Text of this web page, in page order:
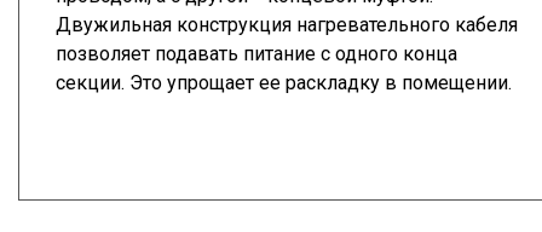
Двужильная конструкция нагревательного кабеля
позволяет подавать питание с одного конца
секции. Это упрощает ее раскладку в помещении.